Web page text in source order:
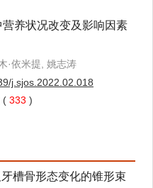
养状况改变及影响因素
·依米提, 姚志涛
j.sjos.2022.02.018
( 333 )
槽骨形态变化的锥形束